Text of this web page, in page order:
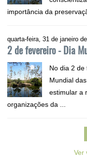
importância da
quarta-feira, 31 de janeiro
2 de fevereiro - Dia
No dia 2 de
Mundial
estimular a
organizações da ...
Ver